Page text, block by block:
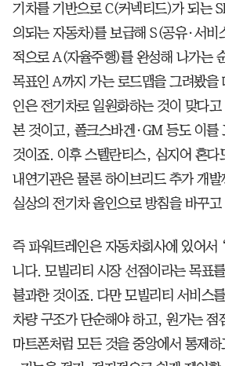
기차를 기반으로 C(커넥티드)가 되는
의되는 자동차)를 보급해 S(공유·서비
적으로 A(자율주행)를 완성해 나가는
목표인 A까지 가는 로드맵을 그려봤을
인은 전기차로 일원화하는 것이 맞다
본 것이고, 폴크스바겐·GM 등도 이를
것이죠. 이후 스텔란티스, 심지어 혼다
내연기관은 물론 하이브리드 추가 개
실상의 전기차 올인으로 방침을 바꾸고
즉 파워트레인은 자동차회사에 있어서
니다. 모빌리티 시장 선점이라는 목표
불과한 것이죠. 다만 모빌리티 서비스
차량 구조가 단순해야 하고, 원가는 점
마트폰처럼 모든 것을 중앙에서 통제